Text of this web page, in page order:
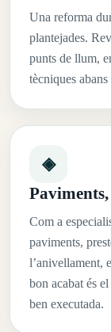
Una reforma
plantejades.
punts de llum,
tècniques
◈
Com a
paviments,
l’anivellament,
bon acabat és
ben executada.